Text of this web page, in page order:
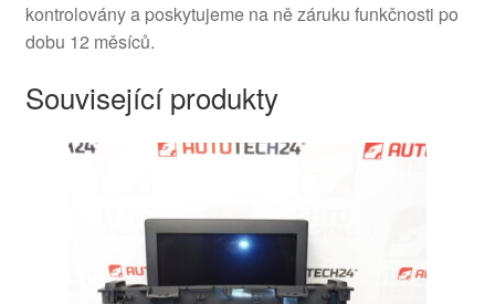
kontrolovány a poskytujeme na ně záruku funkčnosti po
dobu 12 měsíců.
Související produkty